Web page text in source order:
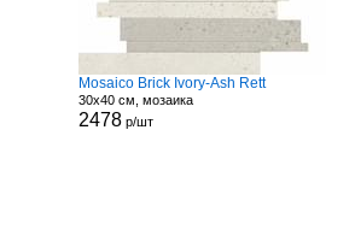
Mosaico Brick Ivory-Ash Rett
30x40 см, мозаика
2478 р/шт